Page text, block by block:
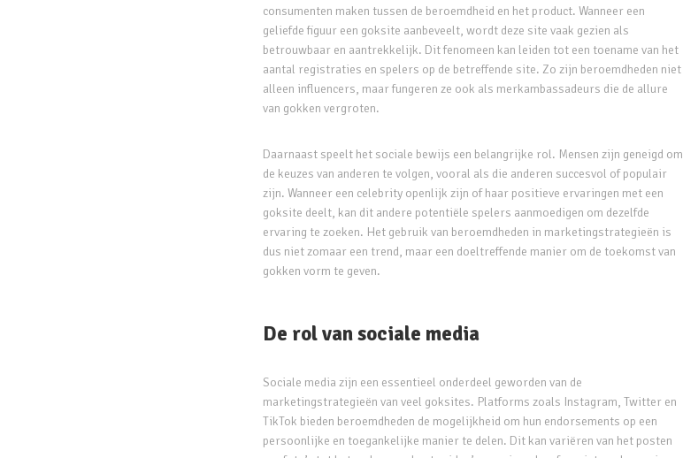
consumenten maken tussen de beroemdheid en het product. Wanneer een
geliefde figuur een goksite aanbeveelt, wordt deze site vaak gezien als
betrouwbaar en aantrekkelijk. Dit fenomeen kan leiden tot een toename van het
aantal registraties en spelers op de betreffende site. Zo zijn beroemdheden niet
alleen influencers, maar fungeren ze ook als merkambassadeurs die de allure
van gokken vergroten.
Daarnaast speelt het sociale bewijs een belangrijke rol. Mensen zijn geneigd om
de keuzes van anderen te volgen, vooral als die anderen succesvol of populair
zijn. Wanneer een celebrity openlijk zijn of haar positieve ervaringen met een
goksite deelt, kan dit andere potentiële spelers aanmoedigen om dezelfde
ervaring te zoeken. Het gebruik van beroemdheden in marketingstrategieën is
dus niet zomaar een trend, maar een doeltreffende manier om de toekomst van
gokken vorm te geven.
De rol van sociale media
Sociale media zijn een essentieel onderdeel geworden van de
marketingstrategieën van veel goksites. Platforms zoals Instagram, Twitter en
TikTok bieden beroemdheden de mogelijkheid om hun endorsements op een
persoonlijke en toegankelijke manier te delen. Dit kan variëren van het posten